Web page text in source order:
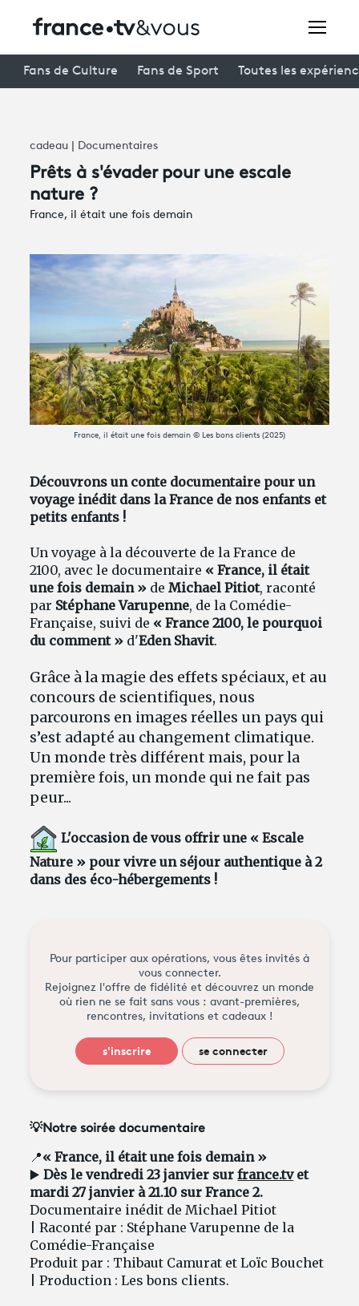
connexion
Avantages fidélité
Creators
À la une
À votre écoute
Productions et innovation
Fans de Culture Fans de Sport Toutes les
cadeau | Documentaires
Prêts à s'évader pour une escale
nature ?
France, il était une fois demain
France, il était une fois demain © Les bons clients (2025)
Découvrons un conte documentaire pour un
voyage inédit dans la France de nos enfants et
petits enfants !
Un voyage à la découverte de la France de
2100, avec le documentaire « France, il était
une fois demain » deMichael Pitiot, raconté
par Stéphane Varupenne, de la Comédie-
Française, suivi de « France 2100, le pourquoi
du comment » d'Eden Shavit.
Grâce à la magie des effets spéciaux, et au
concours de scientifiques, nous
parcourons en images réelles un pays qui
s’est adapté au changement climatique.
Un monde très différent mais, pour la
première fois, un monde qui ne fait pas
peur...
L'occasion de vous offrir une « Escale
Nature » pour vivre un séjour authentique à 2
dans des éco-hébergements !
Pour participer aux opérations, vous êtes invités à
vous connecter.
Rejoignez l'offre de fidélité et découvrez un monde
où rien ne se fait sans vous : avant-premières,
rencontres, invitations et cadeaux !
s'inscrire se connecter
💡Notre soirée documentaire
📍« France, il était une fois demain »
▶️Dès le vendredi 23 janvier surfrance.tvet
mardi 27 janvier à 21.10 sur France 2.
Documentaire inédit de Michael Pitiot
| Raconté par : Stéphane Varupenne de la
Comédie-Française
Produit par : Thibaut Camurat et Loïc Bouchet
| Production : Les bons clients.